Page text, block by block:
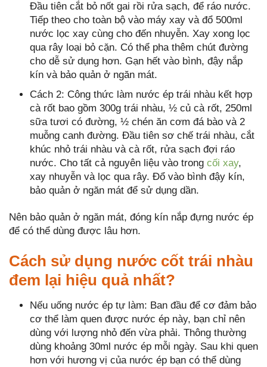
Đầu tiên cắt bỏ nốt gai rồi rửa sạch, để ráo nước.
Tiếp theo cho toàn bộ vào máy xay và đổ 500ml
nước lọc xay cùng cho đến nhuyễn. Xay xong lọc
qua rây loại bỏ cặn. Có thể pha thêm chút đường
cho dễ sử dụng hơn. Gạn hết vào bình, đậy nắp
kín và bảo quản ở ngăn mát.
Cách 2: Công thức làm nước ép trái nhàu kết hợp
cà rốt bao gồm 300g trái nhàu, ½ củ cà rốt, 250ml
sữa tươi có đường, ½ chén ăn cơm đá bào và 2
muỗng canh đường. Đầu tiên sơ chế trái nhàu, cắt
khúc nhỏ trái nhàu và cà rốt, rửa sạch đợi ráo
nước. Cho tất cả nguyên liệu vào trong cối xay,
xay nhuyễn và lọc qua rây. Đổ vào bình đậy kín,
bảo quản ở ngăn mát để sử dụng dần.
Nên bảo quản ở ngăn mát, đóng kín nắp đựng nước ép
để có thể dùng được lâu hơn.
Cách sử dụng nước cốt trái nhàu
đem lại hiệu quả nhất?
Nếu uống nước ép tự làm: Ban đầu để cơ đảm bảo
cơ thể làm quen được nước ép này, bạn chỉ nên
dùng với lượng nhỏ đến vừa phải. Thông thường
dùng khoảng 30ml nước ép mỗi ngày. Sau khi quen
hơn với hương vị của nước ép bạn có thể dùng